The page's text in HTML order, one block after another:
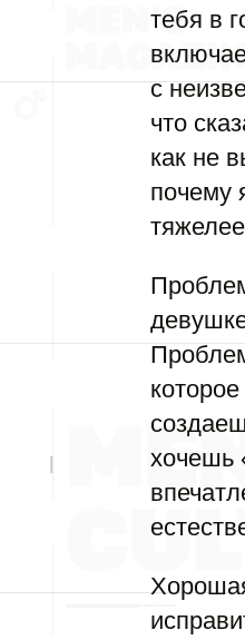
тебя в
с
что
как не
почему
хочешь